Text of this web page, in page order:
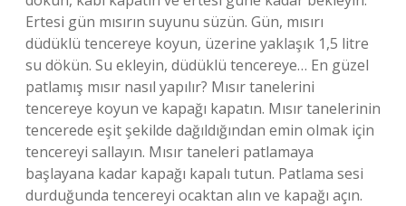
Ertesi gün mısırın suyunu süzün. Gün, mısırı
düdüklü tencereye koyun, üzerine yaklaşık 1,5 litre
su dökün. Su ekleyin, düdüklü tencereye… En güzel
patlamış mısır nasıl yapılır? Mısır tanelerini
tencereye koyun ve kapağı kapatın. Mısır tanelerinin
tencerede eşit şekilde dağıldığından emin olmak için
tencereyi sallayın. Mısır taneleri patlamaya
başlayana kadar kapağı kapalı tutun. Patlama sesi
durduğunda tencereyi ocaktan alın ve kapağı açın.